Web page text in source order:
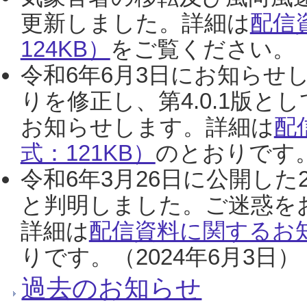
更新しました。詳細は配信
124KB） をご覧ください。
令和6年6月3日にお知らせ
りを修正し、第4.0.1版と
お知らせします。詳細は配
式：121KB） のとおりです
令和6年3月26日に公開し
と判明しました。ご迷惑
詳細は配信資料に関するお
りです。（2024年6月3日）
過去のお知らせ